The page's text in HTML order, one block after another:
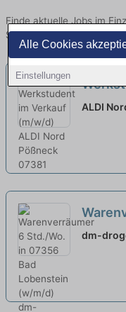
Alle Cookies
Einstellungen
Finde aktuelle Jobs im
Stellenangebote im
neu
ALDI
07356
dm-